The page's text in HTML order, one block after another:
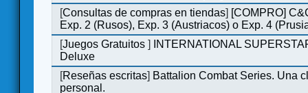
[Consultas de compras en tiendas] [COMPRO]
Exp. 2 (Rusos), Exp. 3 (Austriacos) o Exp. 4
[Juegos Gratuitos]
INTERNATIONAL
Deluxe
[Reseñas escritas] Battalion Combat Series. Una
personal.